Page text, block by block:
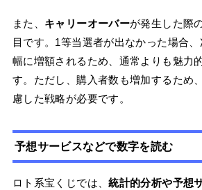
また、 キャリーオーバーが発生した際
目です。1等当選者が出なかった場合
幅に増額されるため、通常よりも魅力
す。ただし、購入者数も増加するため
慮した戦略が必要です。
予想サービスなどで数字を読む
ロト系宝くじでは、統計的分析や予想